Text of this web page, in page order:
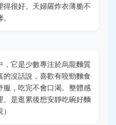
很好。天婦羅炸衣薄脆不
它是少數專注於烏龍麵質
沒話說，喜歡有咬勁麵食
服，吃完不會口渴。整體感
是逛累後想安靜吃碗好麵